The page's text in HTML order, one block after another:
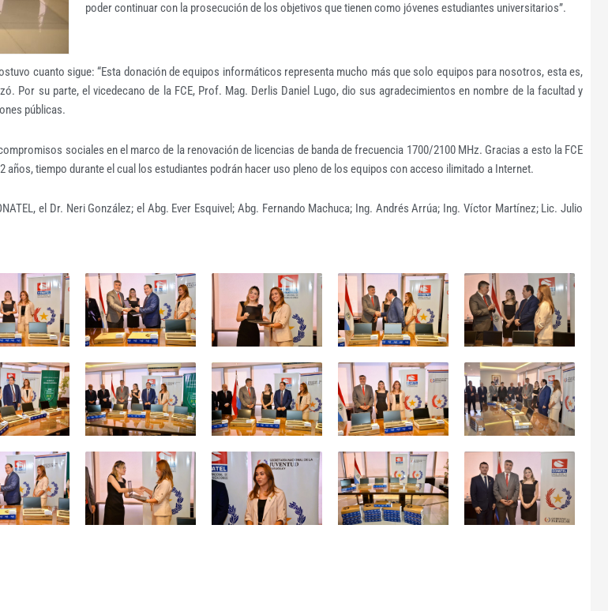
poder continuar con la prosecución de los objetivos que tienen como jóvenes estudiantes universitarios”.
cuanto sigue: “Esta donación de equipos informáticos representa mucho más que solo equipos para nosotros, esta es,
Por su parte, el vicedecano de la FCE, Prof. Mag. Derlis Daniel Lugo, dio sus agradecimientos en nombre de la facultad y
públicas.
sociales en el marco de la renovación de licencias de banda de frecuencia 1700/2100 MHz. Gracias a esto la FCE
tiempo durante el cual los estudiantes podrán hacer uso pleno de los equipos con acceso ilimitado a Internet.
el Dr. Neri González; el Abg. Ever Esquivel; Abg. Fernando Machuca; Ing. Andrés Arrúa; Ing. Víctor Martínez; Lic. Julio